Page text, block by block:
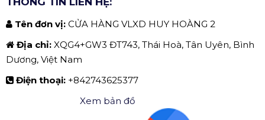
Tên đơn vị: CỬA HÀNG VLXD HUY HOÀNG 2
Địa chỉ: XQG4+GW3 ĐT743, Thái Hoà, Tân Uyên, Bình
Dương, Việt Nam
Điện thoại: +842743625377
Xem bản đồ